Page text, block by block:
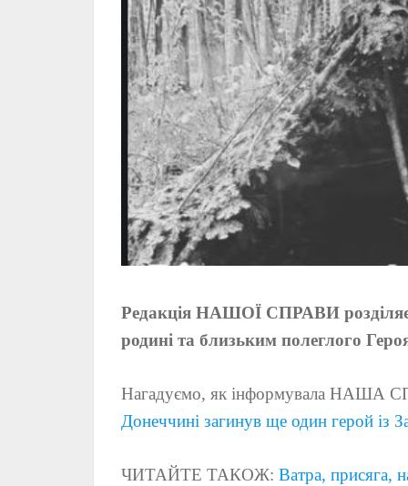
Редакція НАШОЇ СПРАВИ розділяє
родині та близьким полеглого
Нагадуємо, як інформувала НАША
Донеччині загинув ще один герой із
ЧИТАЙТЕ ТАКОЖ: Ватра, присяга,